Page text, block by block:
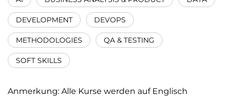
DEVELOPMENT DEVOPS
METHODOLOGIES QA & TESTING
SOFT SKILLS
Anmerkung: Alle Kurse werden auf Englisch